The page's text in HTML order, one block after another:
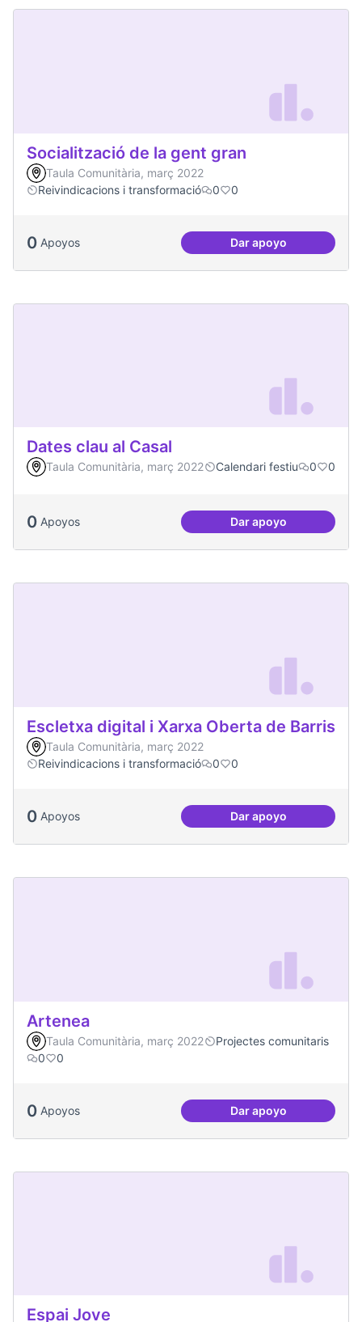
Socialització de la gent gran
Taula Comunitària, març 2022
Reivindicacions i transformació
0 0
0 Apoyos Dar apoyoSocialització de la
Dates clau al Casal
Taula Comunitària, març 2022 Calendari festiu 0 0
0 Apoyos Dar apoyoDates clau al Casal
Escletxa digital i Xarxa Oberta de Barris
Taula Comunitària, març 2022
Reivindicacions i transformació
0 0
0 Apoyos Dar apoyoEscletxa digital i
Artenea
Taula Comunitària, març 2022
Projectes comunitaris
0
0
0 Apoyos Dar apoyo
Artenea
Espai Jove